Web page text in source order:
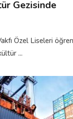
Gezisinde
Özel Liseleri
...